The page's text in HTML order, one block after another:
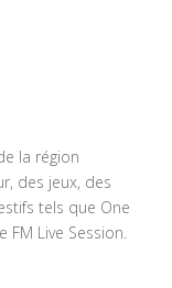
la région
des jeux, des
tels que One
FM Live Session.